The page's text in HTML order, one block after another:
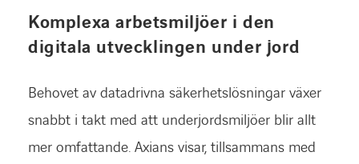
Komplexa arbetsmiljöer i den
digitala utvecklingen under jord
Behovet av datadrivna säkerhetslösningar växer
snabbt i takt med att underjordsmiljöer blir allt
mer omfattande. Axians visar, tillsammans med